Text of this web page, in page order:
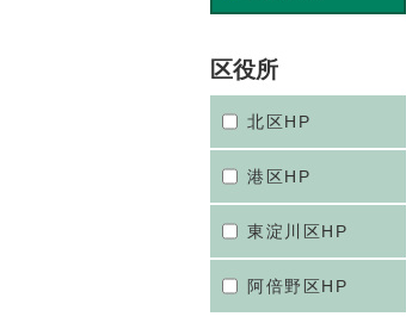
区役所
北区HP
港区HP
東淀川区HP
阿倍野区HP